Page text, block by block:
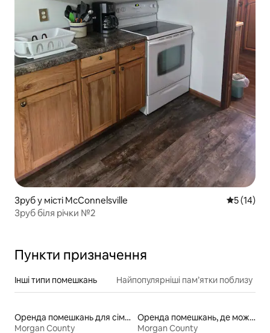
Зруб у місті McConnelsville Середня
5 (14)
Зруб біля річки №2
Пункти призначення
Інші типи помешкань Найпопулярніші пам’ятки поблизу
Оренда помешкань для сімей
Morgan County
Оренда помешкань, де можна перебувати з домашніми тваринами
Morgan County